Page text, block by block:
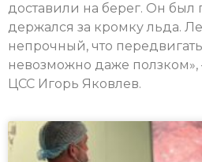
доставили на берег. Он был
держался за кромку льда.
непрочный, что
невозможно даже
ЦСС Игорь Яковлев.